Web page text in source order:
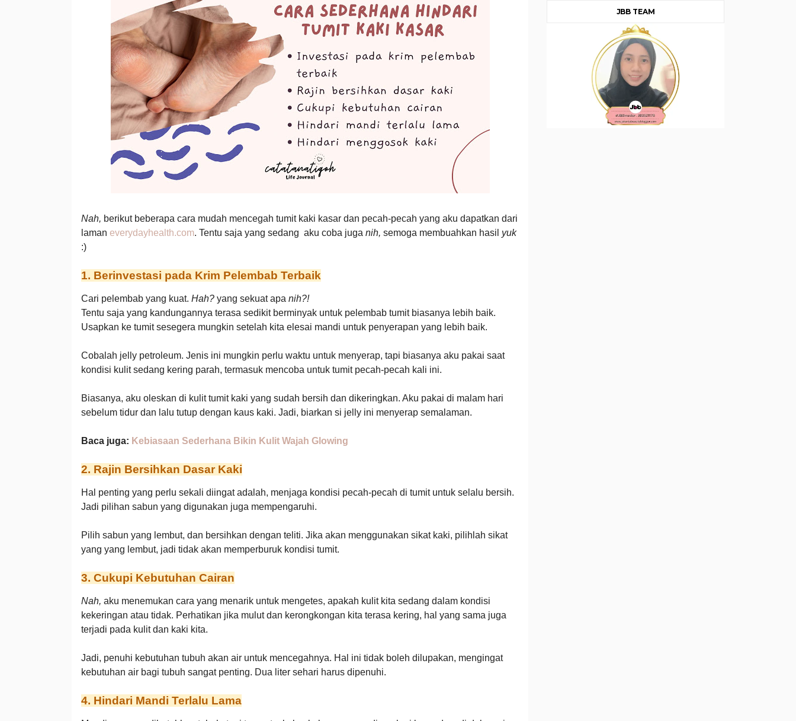
Nah, berikut beberapa cara mudah mencegah tumit kaki kasar dan pecah-pecah yang aku dapatkan dari
laman everydayhealth.com. Tentu saja yang sedang aku coba juga nih, semoga membuahkan hasil yuk
:)
1. Berinvestasi pada Krim Pelembab Terbaik
Cari pelembab yang kuat. Hah? yang sekuat apa nih?!
Tentu saja yang kandungannya terasa sedikit berminyak untuk pelembab tumit biasanya lebih baik.
Usapkan ke tumit sesegera mungkin setelah kita elesai mandi untuk penyerapan yang lebih baik.
Cobalah jelly petroleum. Jenis ini mungkin perlu waktu untuk menyerap, tapi biasanya aku pakai saat
kondisi kulit sedang kering parah, termasuk mencoba untuk tumit pecah-pecah kali ini.
Biasanya, aku oleskan di kulit tumit kaki yang sudah bersih dan dikeringkan. Aku pakai di malam hari
sebelum tidur dan lalu tutup dengan kaus kaki. Jadi, biarkan si jelly ini menyerap semalaman.
Baca juga: Kebiasaan Sederhana Bikin Kulit Wajah Glowing
2. Rajin Bersihkan Dasar Kaki
Hal penting yang perlu sekali diingat adalah, menjaga kondisi pecah-pecah di tumit untuk selalu bersih.
Jadi pilihan sabun yang digunakan juga mempengaruhi.
Pilih sabun yang lembut, dan bersihkan dengan teliti. Jika akan menggunakan sikat kaki, pilihlah sikat
yang yang lembut, jadi tidak akan memperburuk kondisi tumit.
3. Cukupi Kebutuhan Cairan
Nah, aku menemukan cara yang menarik untuk mengetes, apakah kulit kita sedang dalam kondisi
kekeringan atau tidak. Perhatikan jika mulut dan kerongkongan kita terasa kering, hal yang sama juga
terjadi pada kulit dan kaki kita.
Jadi, penuhi kebutuhan tubuh akan air untuk mencegahnya. Hal ini tidak boleh dilupakan, mengingat
kebutuhan air bagi tubuh sangat penting. Dua liter sehari harus dipenuhi.
4. Hindari Mandi Terlalu Lama
JBB TEAM